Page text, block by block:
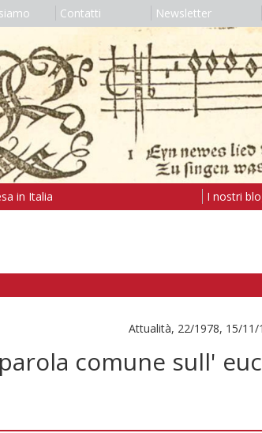
Contatti Newsletter
in Italia I nostri
Attualità, 22/1978, 15/11/
comune sull'